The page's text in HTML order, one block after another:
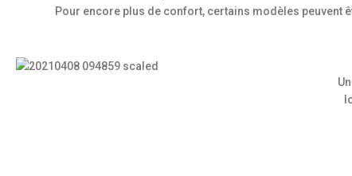
Pour encore plus de confort, certains modèles peuvent